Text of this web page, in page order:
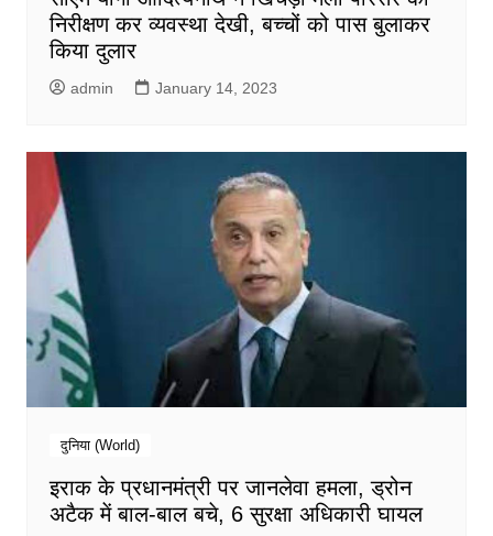
निरीक्षण कर व्यवस्था देखी, बच्चों को पास बुलाकर
किया दुलार
admin January 14, 2023
दुनिया (World)
इराक के प्रधानमंत्री पर जानलेवा हमला, ड्रोन
अटैक में बाल-बाल बचे, 6 सुरक्षा अधिकारी घायल